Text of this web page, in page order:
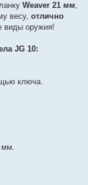
Weaver 21 мм,
весу, отлично
виды оружия!
JG 10:
ключа.
мм.